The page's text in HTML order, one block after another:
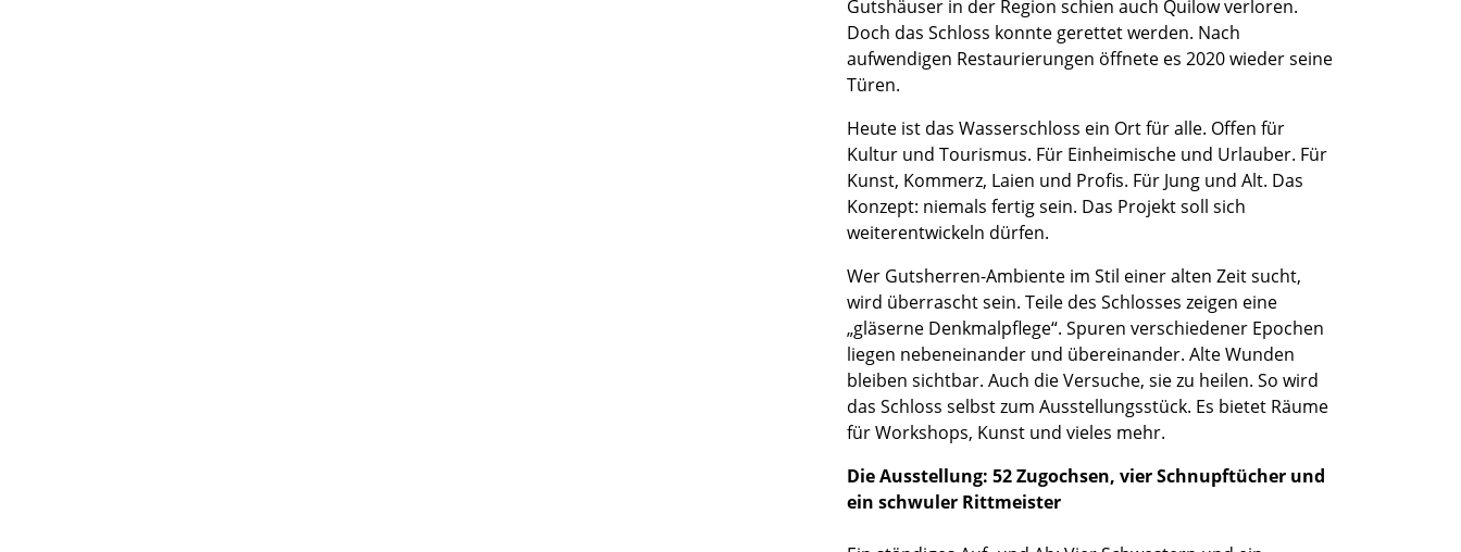
Gutshäuser in der Region schien auch Quilow verloren.
Doch das Schloss konnte gerettet werden. Nach
aufwendigen Restaurierungen öffnete es 2020 wieder seine
Türen.
Heute ist das Wasserschloss ein Ort für alle. Offen für
Kultur und Tourismus. Für Einheimische und Urlauber. Für
Kunst, Kommerz, Laien und Profis. Für Jung und Alt. Das
Konzept: niemals fertig sein. Das Projekt soll sich
weiterentwickeln dürfen.
Wer Gutsherren-Ambiente im Stil einer alten Zeit sucht,
wird überrascht sein. Teile des Schlosses zeigen eine
„gläserne Denkmalpflege“. Spuren verschiedener Epochen
liegen nebeneinander und übereinander. Alte Wunden
bleiben sichtbar. Auch die Versuche, sie zu heilen. So wird
das Schloss selbst zum Ausstellungsstück. Es bietet Räume
für Workshops, Kunst und vieles mehr.
Die Ausstellung: 52 Zugochsen, vier Schnupftücher und
ein schwuler Rittmeister